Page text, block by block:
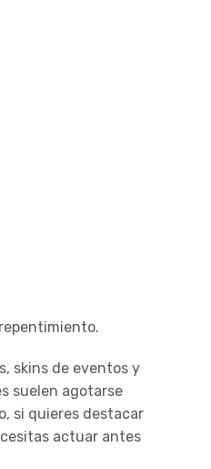
skins de eventos y
suelen agotarse
si quieres destacar
actuar antes